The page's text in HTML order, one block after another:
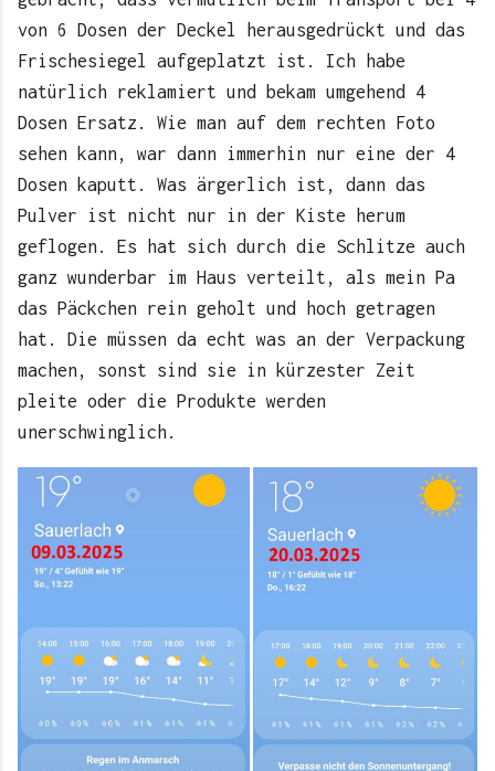
von 6 Dosen der Deckel herausgedrückt und das
Frischesiegel aufgeplatzt ist. Ich habe
natürlich reklamiert und bekam umgehend 4
Dosen Ersatz. Wie man auf dem rechten Foto
sehen kann, war dann immerhin nur eine der 4
Dosen kaputt. Was ärgerlich ist, dann das
Pulver ist nicht nur in der Kiste herum
geflogen. Es hat sich durch die Schlitze auch
ganz wunderbar im Haus verteilt, als mein Pa
das Päckchen rein geholt und hoch getragen
hat. Die müssen da echt was an der Verpackung
machen, sonst sind sie in kürzester Zeit
pleite oder die Produkte werden
unerschwinglich.